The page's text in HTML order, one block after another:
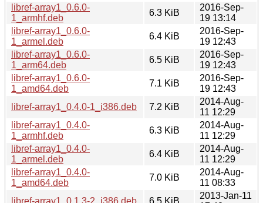
libref-array1_0.6.0-
1_armhf.deb
6.3 KiB
2016-Sep-
19 13:14
libref-array1_0.6.0-
1_armel.deb
6.4 KiB
2016-Sep-
19 12:43
libref-array1_0.6.0-
1_arm64.deb
6.5 KiB
2016-Sep-
19 12:43
libref-array1_0.6.0-
1_amd64.deb
7.1 KiB
2016-Sep-
19 12:43
libref-array1_0.4.0-1_i386.deb
7.2 KiB
2014-Aug-
11 12:29
libref-array1_0.4.0-
1_armhf.deb
6.3 KiB
2014-Aug-
11 12:29
libref-array1_0.4.0-
1_armel.deb
6.4 KiB
2014-Aug-
11 12:29
libref-array1_0.4.0-
1_amd64.deb
7.0 KiB
2014-Aug-
11 08:33
libref-array1_0.1.3-2_i386.deb
6.5 KiB
2013-Jan-11